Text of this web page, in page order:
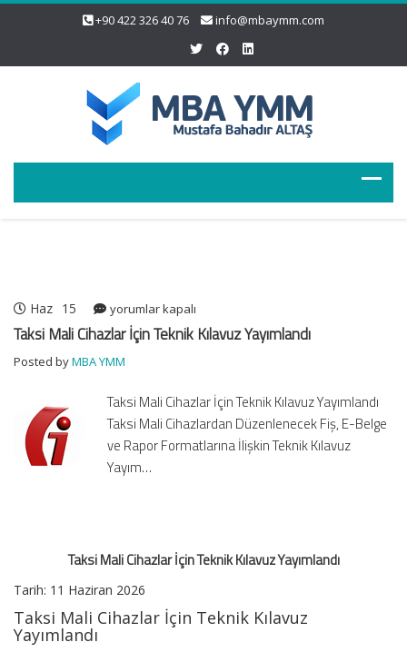
+90 422 326 40 76 info@mbaymm.com
Haz 15
Taksi
Mali
Cihazlar
İçin
Kılavuz
Yayımlandı
için
yorumlar kapalı
Taksi Mali Cihazlar İçin Teknik Kılavuz Yayımlandı
Posted byMBA YMM
Taksi Mali Cihazlar İçin Teknik Kılavuz Yayımlandı
Taksi Mali Cihazlardan Düzenlenecek Fiş, E-Belge
ve Rapor Formatlarına İlişkin Teknik Kılavuz
Yayım…
Taksi Mali Cihazlar İçin Teknik Kılavuz Yayımlandı
Tarih: 11 Haziran 2026
Taksi Mali Cihazlar İçin Teknik Kılavuz
Yayımlandı